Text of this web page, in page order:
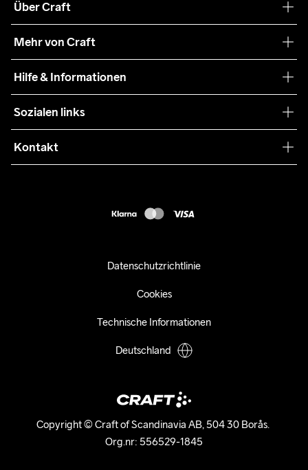
Über Craft
Nachhaltigkeit
Mehr von Craft
Teamwear
Zusammenarbeit
Press
Hilfe & Informationen
Retouren
Kundendienst
Sozialen links
Kontakt
Copyright © Craft of Scandinavia AB, 504 30 Borås.
Org.nr: 556529-1845
Datenschutzrichtlinie
Cookies
Technische Informationen
Deutschland